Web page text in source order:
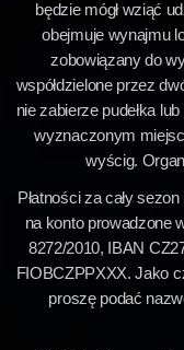
będzie mógł wziąć
obejmuje wynajmu
zobowiązany do
współdzielone przez
nie zabierze pudełka
wyznaczonym
wyścig.
Płatności za cały
na konto prowadzone
8272/2010, IBAN
FIOBCZPPXXX. Jako
proszę podać